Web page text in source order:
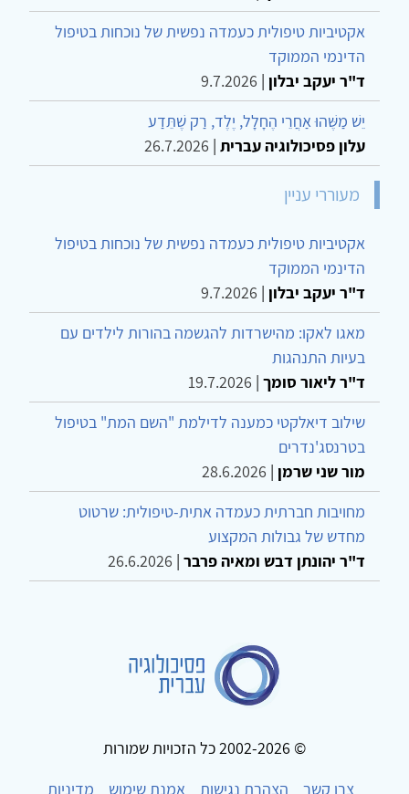
אקטיביות טיפולית כעמדה נפשית של נוכחות בטיפול
הדינמי הממוקד
ד"ר יעקב יבלון |
9.7.2026
יֵשׁ מַשֶּׁהוּ אַחֲרֵי הֶחָלָל, יֶלֶד, רַק שֶׁתֵּדַע
עלון פסיכולוגיה עברית |
26.7.2026
מעוררי עניין
אקטיביות טיפולית כעמדה נפשית של נוכחות בטיפול
הדינמי הממוקד
ד"ר יעקב יבלון |
9.7.2026
מאגו לאקו: מהישרדות להגשמה בהורות לילדים עם
בעיות התנהגות
ד"ר ליאור סומך |
19.7.2026
שילוב דיאלקטי כמענה לדילמת "השם המת" בטיפול
בטרנסג'נדרים
מור שני שרמן |
28.6.2026
מחויבות חברתית כעמדה אתית-טיפולית: שרטוט
מחדש של גבולות המקצוע
ד"ר יהונתן דבש ומאיה פרבר |
26.6.2026
© 2002-2026 כל הזכויות שמורות
צרו קשר
הצהרת נגישות אמנת שימוש מדיניות